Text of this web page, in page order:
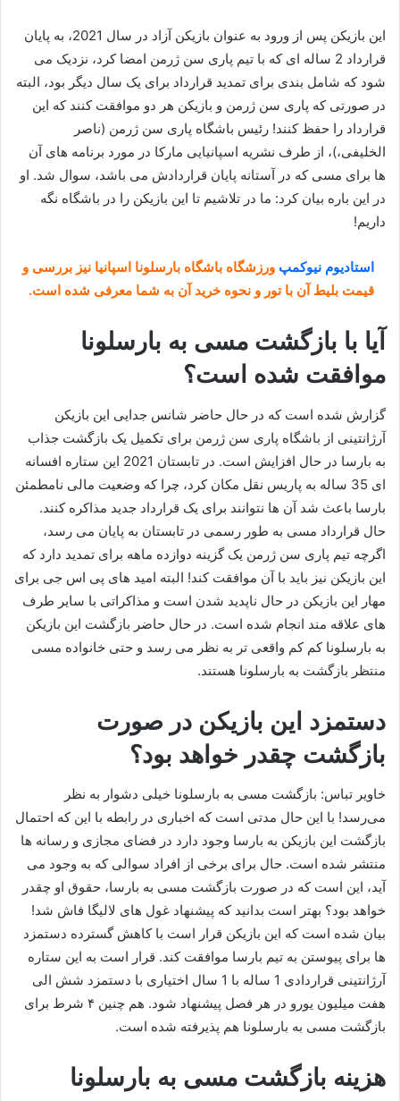
این بازیکن پس از ورود به عنوان بازیکن آزاد در سال 2021، به پایان
قرارداد 2 ساله ای که با تیم پاری سن ژرمن امضا کرد، نزدیک می
شود که شامل بندی برای تمدید قرارداد برای یک سال دیگر بود، البته
در صورتی که پاری سن ژرمن و بازیکن هر دو موافقت کنند که این
قرارداد را حفظ کنند! رئیس باشگاه پاری سن ژرمن (ناصر
الخلیفی،)، از طرف نشریه اسپانیایی مارکا در مورد برنامه های آن
ها برای مسی که در آستانه پایان قراردادش می باشد، سوال شد. او
در این باره بیان کرد: ما در تلاشیم تا این بازیکن را در باشگاه نگه
داریم!
استادیوم نیوکمپ ورزشگاه باشگاه بارسلونا اسپانیا نیز بررسی و
قیمت بلیط آن با تور و نحوه خرید آن به شما معرفی شده است.
آیا با بازگشت مسی به بارسلونا
موافقت شده است؟
گزارش شده است که در حال حاضر شانس جدایی این بازیکن
آرژانتینی از باشگاه پاری سن ژرمن برای تکمیل یک بازگشت جذاب
به بارسا در حال افزایش است. در تابستان 2021 این ستاره افسانه
ای 35 ساله به پاریس نقل مکان کرد، چرا که وضعیت مالی نامطمئن
بارسا باعث شد آن ها نتوانند برای یک قرارداد جدید مذاکره کنند.
حال قرارداد مسی به طور رسمی در تابستان به پایان می رسد،
اگرچه تیم پاری سن ژرمن یک گزینه دوازده ماهه برای تمدید دارد که
این بازیکن نیز باید با آن موافقت کند! البته امید های پی اس جی برای
مهار این بازیکن در حال ناپدید شدن است و مذاکراتی با سایر طرف
های علاقه مند انجام شده است. در حال حاضر بازگشت این بازیکن
به بارسلونا کم کم واقعی‌ تر به نظر می‌ رسد و حتی خانواده مسی
منتظر بازگشت به بارسلونا هستند.
دستمزد این بازیکن در صورت
بازگشت چقدر خواهد بود؟
خاویر تباس: بازگشت مسی به بارسلونا خیلی دشوار به نظر
می‌رسد! با این حال مدتی است که اخباری در رابطه با این که احتمال
بازگشت این بازیکن به بارسا وجود دارد در فضای مجازی و رسانه ها
منتشر شده است. حال برای برخی از افراد سوالی که به وجود می‌
آید، این است که در صورت بازگشت مسی به بارسا، حقوق او چقدر
خواهد بود؟ بهتر است بدانید که پیشنهاد غول های لالیگا فاش شد!
بیان شده است که این بازیکن قرار است با کاهش گسترده دستمزد
ها برای پیوستن به تیم بارسا موافقت کند. قرار است به این ستاره
آرژانتینی قراردادی 1 ساله با 1 سال اختیاری با دستمزد شش الی
هفت میلیون یورو در هر فصل پیشنهاد شود. هم چنین ۴ شرط برای
بازگشت مسی به بارسلونا هم پذیرفته شده است.
هزینه بازگشت مسی به بارسلونا